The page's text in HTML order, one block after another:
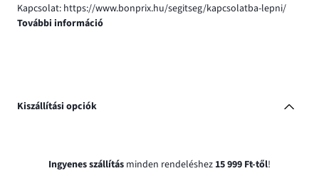
Kapcsolat: https://www.bonprix.hu/segitseg/kapcsolatba-lepni/
További információ
Kiszállítási opciók
Ingyenes szállítás minden rendeléshez 15 999 Ft-től!